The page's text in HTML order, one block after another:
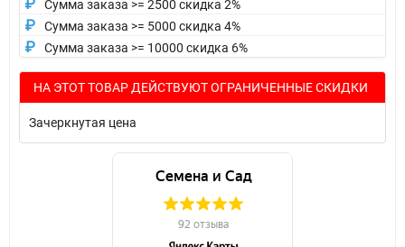
Сумма заказа >= 2500 скидка 2%
Сумма заказа >= 5000 скидка 4%
Сумма заказа >= 10000 скидка 6%
НА ЭТОТ ТОВАР ДЕЙСТВУЮТ ОГРАНИЧЕННЫЕ СКИДКИ
Зачеркнутая цена